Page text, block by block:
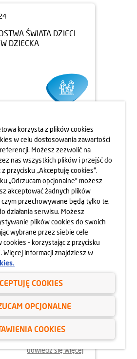
ŚWIATA DZIECI
DZIECKA
dowiedz się więcej
SPŁYW KAJAKOWY ZE
RZEKI
dowiedz się więcej
korzysta z plików cookies
w celu dostosowania zawartości
Możesz zezwolić na
nas wszystkich plików i przejść do
przycisku „Akceptuję cookies”.
„Odrzucam opcjonalne” możesz
akceptować żadnych plików
przechowywane będą tylko te,
działania serwisu. Możesz
plików cookies do swoich
wybrane przez siebie cele
- korzystając z przycisku
Więcej informacji znajdziesz w
COOKIES
OPCJONALNE
COOKIES